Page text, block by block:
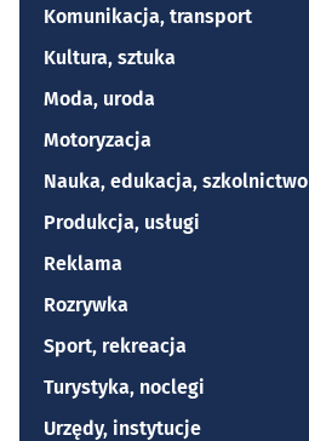
Komunikacja, transport
Kultura, sztuka
Moda, uroda
Motoryzacja
Nauka, edukacja, szkolnictwo
Produkcja, usługi
Reklama
Rozrywka
Sport, rekreacja
Turystyka, noclegi
Urzędy, instytucje